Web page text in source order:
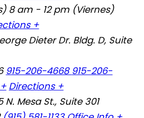
8 am - 12 pm (Viernes)
+
Dieter Dr. Bldg. D, Suite
915-206-4668 915-206-
Directions +
N. Mesa St., Suite 301